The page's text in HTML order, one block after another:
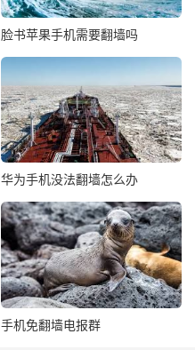
脸书苹果手机需要翻墙吗
华为手机没法翻墙怎么办
手机免翻墙电报群